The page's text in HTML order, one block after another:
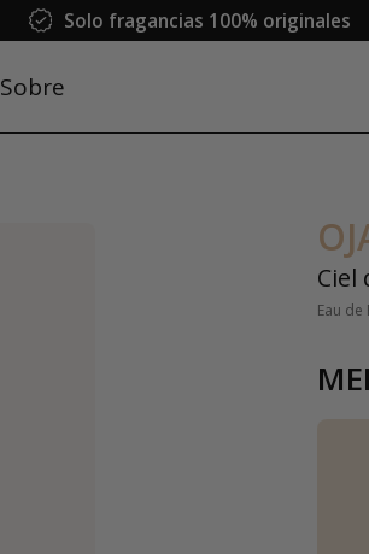
Solo fragancias 100% originales
Sobre
Ciel
Eau de